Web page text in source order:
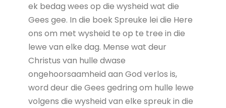
ek bedag wees op die wysheid wat die
Gees gee. In die boek Spreuke lei die Here
ons om met wysheid te op te tree in die
lewe van elke dag. Mense wat deur
Christus van hulle dwase
ongehoorsaamheid aan God verlos is,
word deur die Gees gedring om hulle lewe
volgens die wysheid van elke spreuk in die